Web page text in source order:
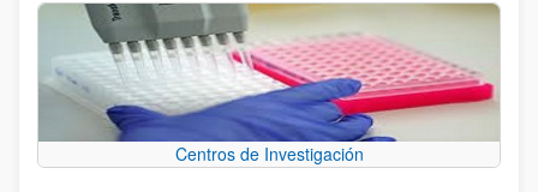
Centros de Investigación